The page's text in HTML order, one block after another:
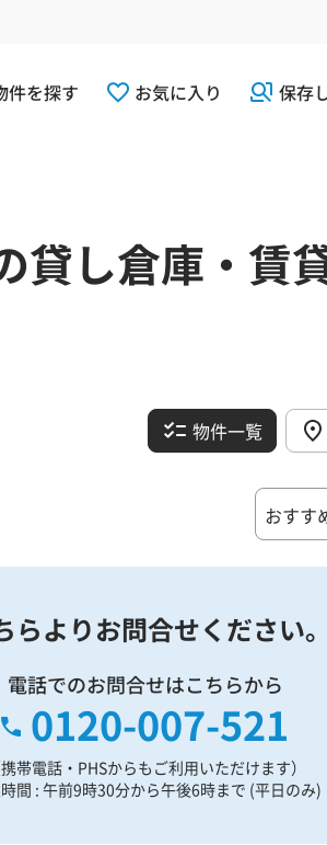
件を探す お気に入り 保存
貸し倉庫・賃
物件一覧
らよりお問合せください。
電話でのお問合せはこちらから
0120-007-521
携帯電話・PHSからもご利用いただけます）
間 : 午前9時30分から午後6時まで (平日のみ)